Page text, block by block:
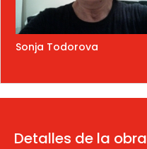
Sonja Todorova
Detalles de la obra